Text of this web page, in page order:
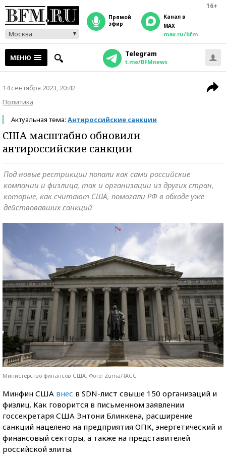
16+
Москва
прямой
эфир
Канал в
MAX
max.ru/bfm
МЕНЮ Telegram
t.me/BFMnews
14 сентября 2023, 20:42
Политика
Актуальная тема: Антироссийские санкции
США масштабно обновили
антироссийские санкции
Под новые рестрикции попали как сами российские
компании и физлица, так и организации из других стран,
которые, как считают США, помогали РФ в обходе уже
действовавших санкций
Министерство финансов США. Фото: Zuma/ТАСС
Минфин США внес в SDN-лист свыше 150 организаций и
физлиц. Как говорится в письменном заявлении
госсекретаря США Энтони Блинкена, расширение
санкций нацелено на предприятия ОПК, энергетический и
финансовый секторы, а также на представителей
российской элиты.